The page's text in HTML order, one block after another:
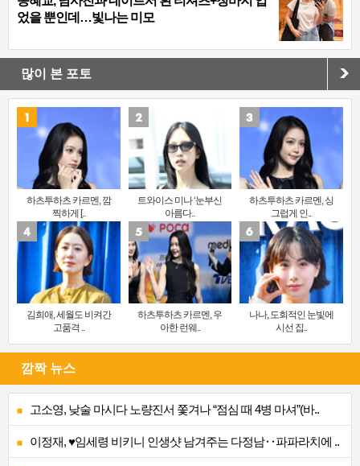
었을 뿐인데…빛나는 미모
많이 본 포토
하츠투하츠 카르멘, 깜
찍하게 [..
트와이스 미나 ‘눈부신
아름다..
하츠투하츠 카르멘, 싱
그럽게 인..
김희애, 세월도 비켜간
고품격 ..
하츠투하츠 카르멘, 우
아한 런웨..
나나, 도회적인 눈빛에
시선 집..
깜짝 뉴스
고소영, 낮술 마시다 노량진서 쫓겨나 “점심 때 4병 마셔”(바..
이정재, ♥임세령 비키니 인생샷 남겨주는 다정남‥파파라치에 ..